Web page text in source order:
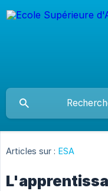
Articles sur : ESA